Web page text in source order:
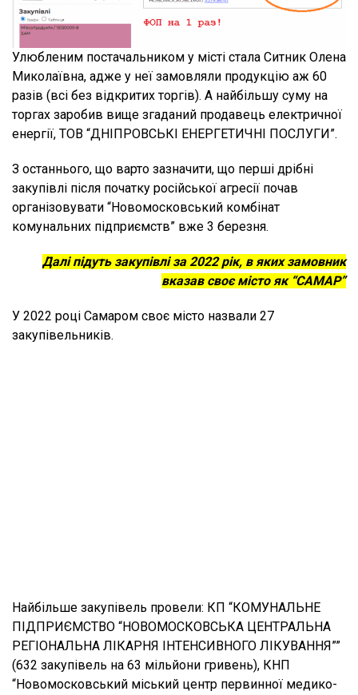
Улюбленим постачальником у місті стала Ситник Олена
Миколаївна, адже у неї замовляли продукцію аж 60
разів (всі без відкритих торгів). А найбільшу суму на
торгах заробив вище згаданий продавець електричної
енергії, ТОВ “ДНІПРОВСЬКІ ЕНЕРГЕТИЧНІ ПОСЛУГИ”.
З останнього, що варто зазначити, що перші дрібні
закупівлі після початку російської агресії почав
організовувати “Новомосковський комбінат
комунальних підприємств” вже 3 березня.
Далі підуть закупівлі за 2022 рік, в яких замовник
вказав своє місто як “САМАР”
У 2022 році Самаром своє місто назвали 27
закупівельників.
Найбільше закупівель провели: КП “КОМУНАЛЬНЕ
ПІДПРИЄМСТВО “НОВОМОСКОВСЬКА ЦЕНТРАЛЬНА
РЕГІОНАЛЬНА ЛІКАРНЯ ІНТЕНСИВНОГО ЛІКУВАННЯ””
(632 закупівель на 63 мільйони гривень), КНП
“Новомосковський міський центр первинної медико-